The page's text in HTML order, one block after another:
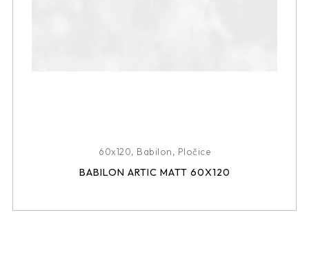
60x120, Babilon, Pločice
BABILON ARTIC MATT 60X120